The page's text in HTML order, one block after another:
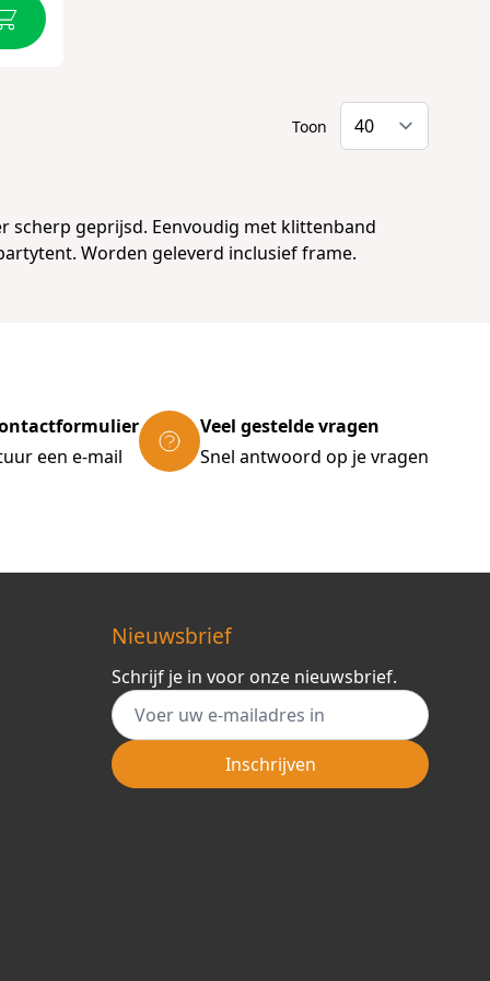
Toon
scherp geprijsd. Eenvoudig met klittenband
Worden geleverd inclusief frame.
een e-mail
Veel gestelde vragen
Snel antwoord op je vragen
Nieuwsbrief
Schrijf je in voor onze nieuwsbrief.
E-mail adres
Inschrijven